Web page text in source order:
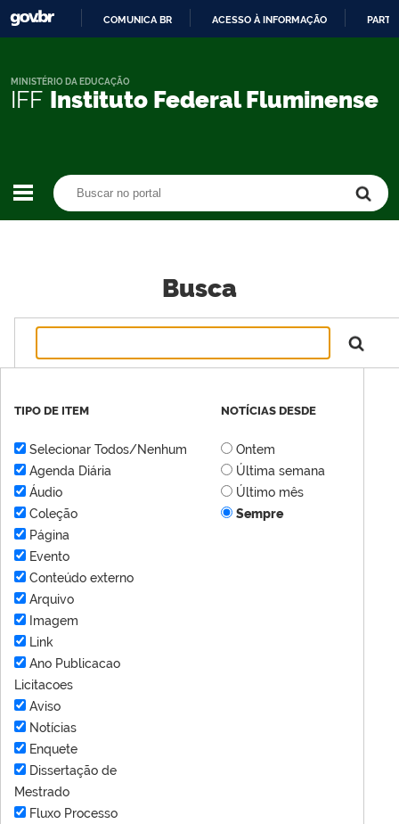
CONTEÚDO
COMUNICA BR ACESSO À INFORMAÇÃO
IFF Instituto Federal Fluminense
MINISTÉRIO DA EDUCAÇÃO
Busca
TIPO DE ITEM
Selecionar Todos/Nenhum
Agenda Diária
Áudio
Coleção
Página
Evento
Conteúdo externo
Arquivo
Imagem
Link
Ano Publicacao
Licitacoes
Aviso
Notícias
Enquete
Dissertação de
Mestrado
Fluxo Processo
NOTÍCIAS DESDE
Ontem
Última semana
Último mês
Sempre